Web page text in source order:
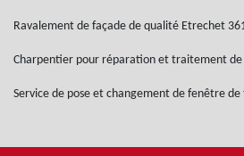
Ravalement de façade de qualité Etrechet
Charpentier pour réparation et traitement
Service de pose et changement de fenêtre